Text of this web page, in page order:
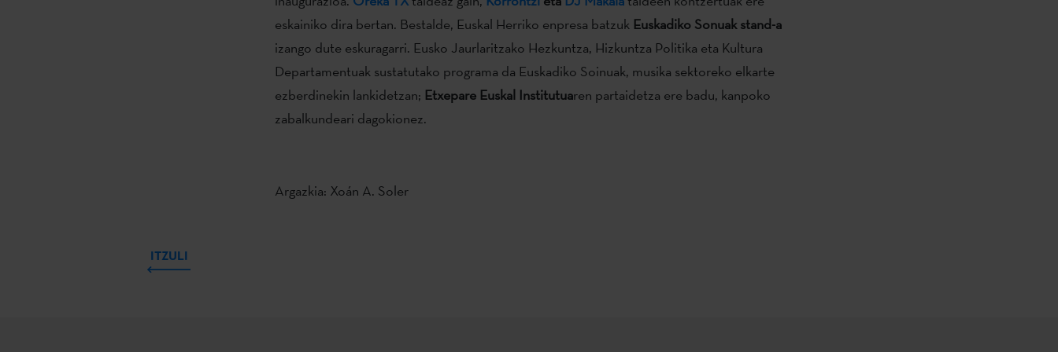
eskainiko dira bertan. Bestalde, Euskal Herriko enpresa batzuk Euskadiko Sonuak stand-a
izango dute eskuragarri. Eusko Jaurlaritzako Hezkuntza, Hizkuntza Politika eta Kultura
Departamentuak sustatutako programa da Euskadiko Soinuak, musika sektoreko elkarte
ezberdinekin lankidetzan; Etxepare Euskal Institutuaren partaidetza ere badu, kanpoko
zabalkundeari dagokionez.
Argazkia: Xoán A. Soler
ITZULI